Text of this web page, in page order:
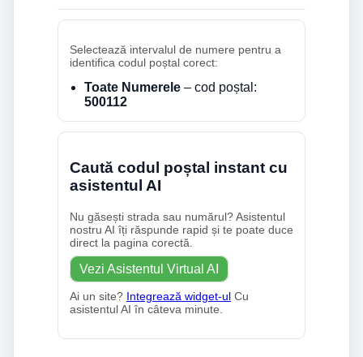
Selectează intervalul de numere pentru a
identifica codul poștal corect:
Toate Numerele – cod poștal:
500112
Caută codul poștal instant cu
asistentul AI
Nu găsești strada sau numărul? Asistentul
nostru AI îți răspunde rapid și te poate duce
direct la pagina corectă.
Vezi Asistentul Virtual AI
Ai un site? Integrează widget-ul Cu
asistentul AI în câteva minute.